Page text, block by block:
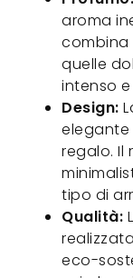
aroma
combina
quelle
intenso
Design:
elegante
regalo. Il
tipo di
Qualità:
eco-